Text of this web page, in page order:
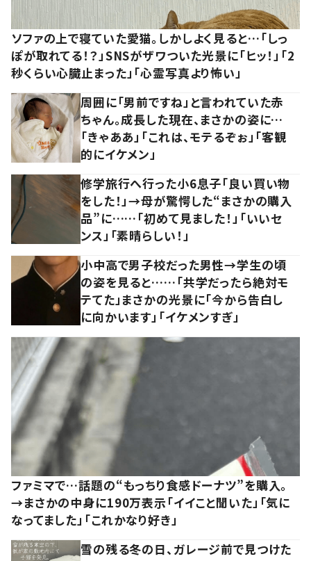
ソファの上で寝ていた愛猫。しかしよく見ると…「しっ
ぽが取れてる！？」SNSがザワついた光景に「ヒッ！」「2
秒くらい心臓止まった」「心霊写真より怖い」
周囲に「男前ですね」と言われていた赤
ちゃん。成長した現在、まさかの姿に…
「きゃああ」「これは、モテるぞぉ」「客観
的にイケメン」
修学旅行へ行った小6息子「良い買い物
をした！」→母が驚愕した“まさかの購入
品”に……「初めて見ました！」「いいセ
ンス」「素晴らしい！」
小中高で男子校だった男性→学生の頃
の姿を見ると……「共学だったら絶対モ
テてた」まさかの光景に「今から告白し
に向かいます」「イケメンすぎ」
ファミマで…話題の“もっちり食感ドーナツ”を購入。
→まさかの中身に190万表示「イイこと聞いた」「気に
なってました」「これかなり好き」
雪の残る冬の日、ガレージ前で見つけた